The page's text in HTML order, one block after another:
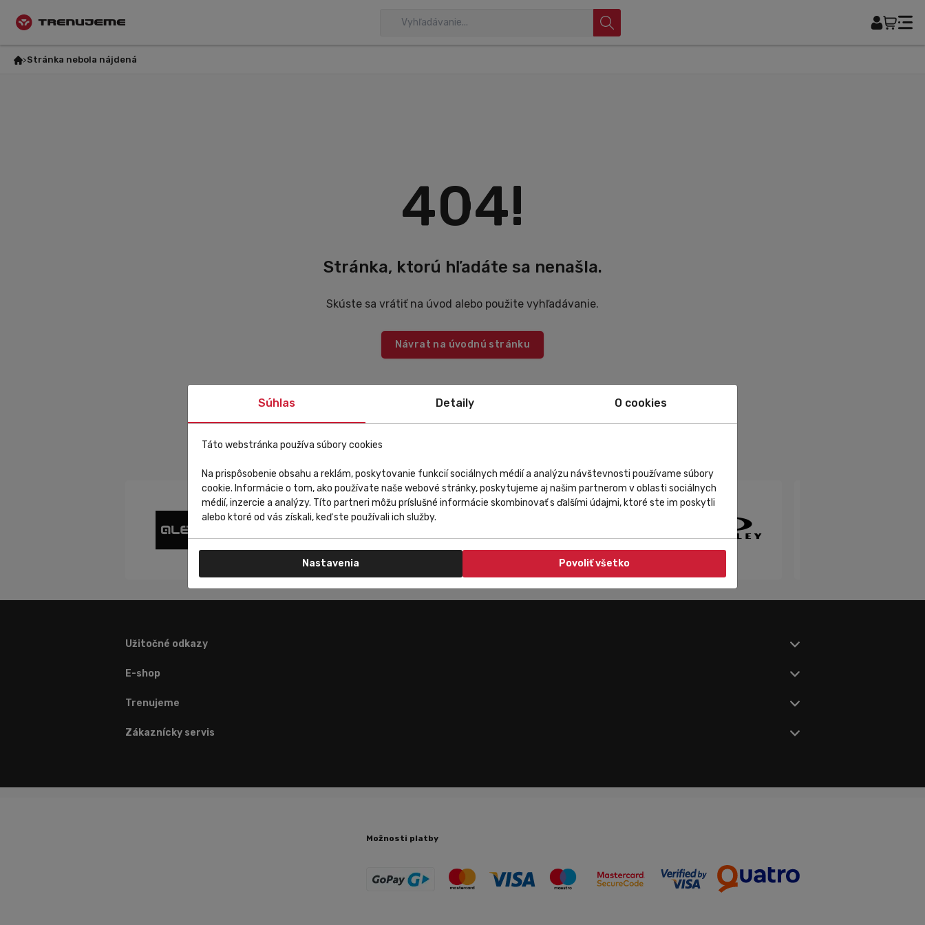
Stránka nebola nájdená
404!
Stránka, ktorú hľadáte sa nenašla.
Skúste sa vrátiť na úvod alebo použite vyhľadávanie.
Návrat na úvodnú stránku
Užitočné odkazy
E-shop
Trenujeme
Zákaznícky servis
Možnosti platby
Súhlas Detaily O cookies
Táto webstránka používa súbory cookies
Na prispôsobenie obsahu a reklám, poskytovanie funkcií sociálnych médií a analýzu návštevnosti používame súbory
cookie. Informácie o tom, ako používate naše webové stránky, poskytujeme aj našim partnerom v oblasti sociálnych
médií, inzercie a analýzy. Títo partneri môžu príslušné informácie skombinovať s ďalšími údajmi, ktoré ste im poskytli
alebo ktoré od vás získali, keď ste používali ich služby.
Nastavenia Povoliť všetko